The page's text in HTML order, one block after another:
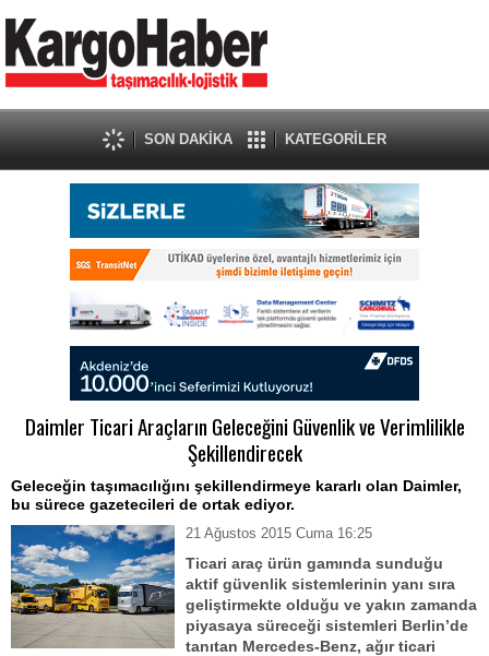
SON DAKİKA KATEGORİLER
Daimler Ticari Araçların Geleceğini Güvenlik ve Verimlilikle
Şekillendirecek
Geleceğin taşımacılığını şekillendirmeye kararlı olan Daimler,
bu sürece gazetecileri de ortak ediyor.
21 Ağustos 2015 Cuma 16:25
Ticari araç ürün gamında sunduğu
aktif güvenlik sistemlerinin yanı sıra
geliştirmekte olduğu ve yakın zamanda
piyasaya süreceği sistemleri Berlin’de
tanıtan Mercedes-Benz, ağır ticari